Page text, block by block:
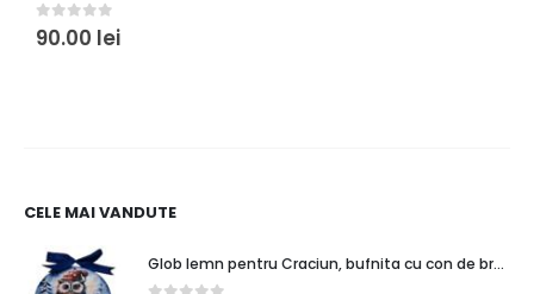
0out of 5
90.00 lei
CELE MAI VANDUTE
Glob lemn pentru Craciun, bufnita cu con de brad